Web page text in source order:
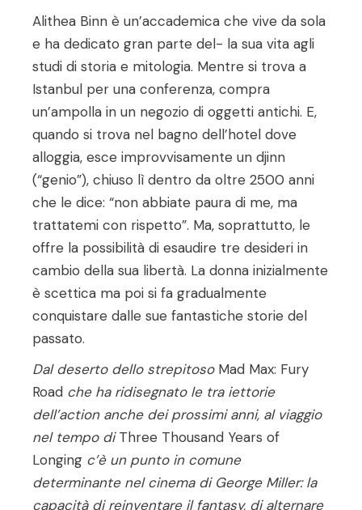
Alithea Binn è un’accademica che vive da sola
e ha dedicato gran parte del- la sua vita agli
studi di storia e mitologia. Mentre si trova a
Istanbul per una conferenza, compra
un’ampolla in un negozio di oggetti antichi. E,
quando si trova nel bagno dell’hotel dove
alloggia, esce improvvisamente un djinn
(“genio”), chiuso lì dentro da oltre 2500 anni
che le dice: “non abbiate paura di me, ma
trattatemi con rispetto”. Ma, soprattutto, le
offre la possibilità di esaudire tre desideri in
cambio della sua libertà. La donna inizialmente
è scettica ma poi si fa gradualmente
conquistare dalle sue fantastiche storie del
passato.
Dal deserto dello strepitoso Mad Max: Fury
Road che ha ridisegnato le tra­ iettorie
dell’action anche dei prossimi anni, al viaggio
nel tempo diThree Thousand Years of
Longing c’è un punto in comune
determinante nel cine­ma di George Miller: la
capacità di reinventare il fantasy, di alternare